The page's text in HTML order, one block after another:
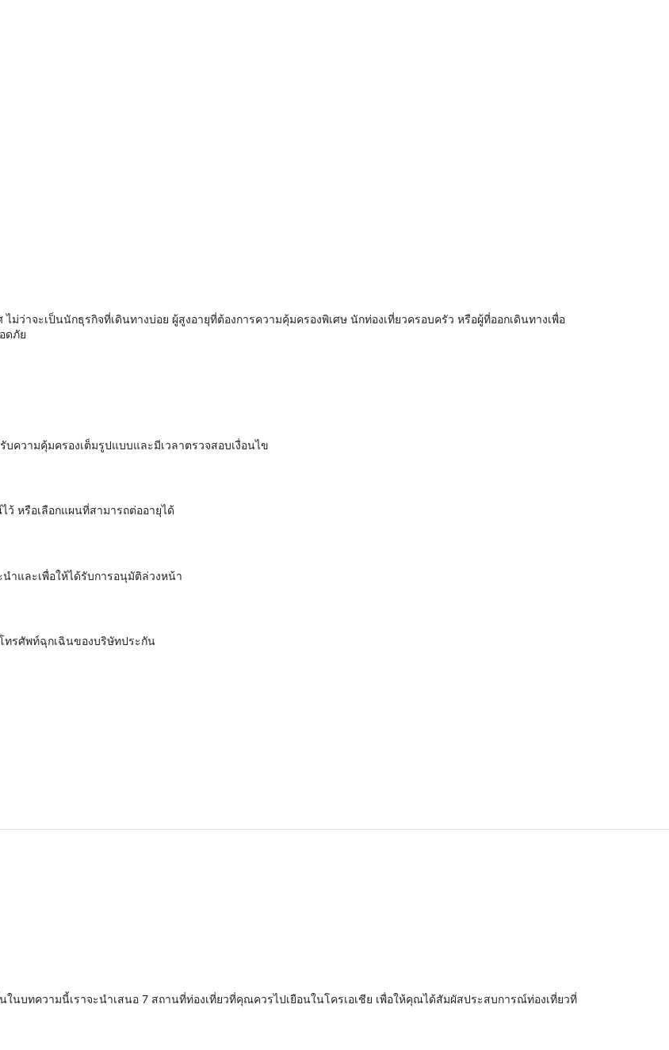
ม่ว่าจะเป็นนักธุรกิจที่เดินทางบ่อย ผู้สูงอายุที่ต้องการความคุ้มครองพิเศษ นักท่องเที่ยวครอบครัว หรือผู้ที่ออกเดินทางเพื่อ
ดภัย
ความคุ้มครองเต็มรูปแบบและมีเวลาตรวจสอบเงื่อนไข
ว้ หรือเลือกแผนที่สามารถต่ออายุได้
ำและเพื่อให้ได้รับการอนุมัติล่วงหน้า
ทรศัพท์ฉุกเฉินของบริษัทประกัน
นบทความนี้เราจะนำเสนอ 7 สถานที่ท่องเที่ยวที่คุณควรไปเยือนในโครเอเชีย เพื่อให้คุณได้สัมผัสประสบการณ์ท่องเที่ยวที่